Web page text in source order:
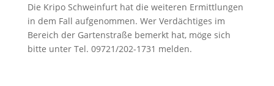
Die Kripo Schweinfurt hat die weiteren Ermittlungen
in dem Fall aufgenommen. Wer Verdächtiges im
Bereich der Gartenstraße bemerkt hat, möge sich
bitte unter Tel. 09721/202-1731 melden.